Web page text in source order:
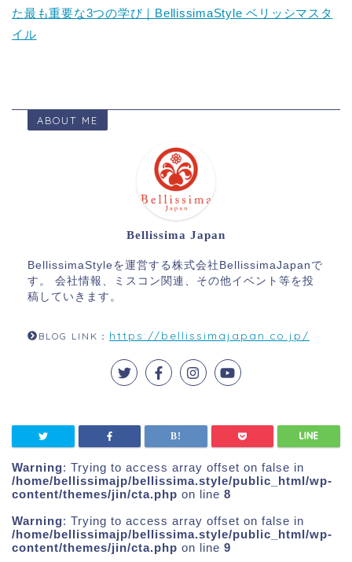
た最も重要な3つの学び｜BellissimaStyle ベリッシマスタ
イル
ABOUT ME
Bellissima Japan
BellissimaStyleを運営する株式会社BellissimaJapanで
す。 会社情報、ミスコン関連、その他イベント等を投
稿していきます。
BLOG LINK： https://bellissimajapan.co.jp/
Warning: Trying to access array offset on false in
/home/bellissimajp/bellissima.style/public_html/wp-
content/themes/jin/cta.php on line 8
Warning: Trying to access array offset on false in
/home/bellissimajp/bellissima.style/public_html/wp-
content/themes/jin/cta.php on line 9